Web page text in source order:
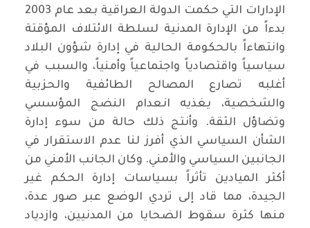
الإدارات التي حكمت الدولة العراقية بعد عام 2003
بدءاً من الإدارة المدنية لسلطة الائتلاف المؤقتة
وانتهاءاً بالحكومة الحالية في إدارة شؤون البلاد
سياسياً واقتصادياً واجتماعياً وأمنياً، والسبب في
أغلبه تصارع المصالح الطائفية والحزبية
والشخصية، يغذيه انعدام النضج المؤسسي
وتضاؤل الثقة. وأنتج ذلك حالة من سوء إدارة
الشأن السياسي الذي أفرز لنا عدم الاستقرار في
الجانبين السياسي والأمني. وكان الجانب الأمني من
أكثر الميادين تأثراً بسياسات إدارة الحكم غير
الجيدة، مما قاد إلى تردي الوضع عبر صور عدة،
منها كثرة سقوط الضحايا من المدنيين، وازدياد